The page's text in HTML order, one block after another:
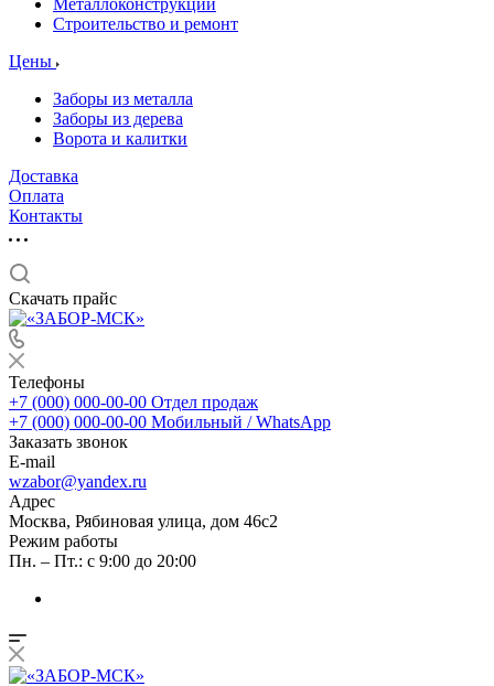
Металлоконструкции
Строительство и ремонт
Цены
Заборы из металла
Заборы из дерева
Ворота и калитки
Доставка
Оплата
Контакты
Скачать прайс
Телефоны
+7 (000) 000-00-00 Отдел продаж
+7 (000) 000-00-00 Мобильный / WhatsApp
Заказать звонок
E-mail
wzabor@yandex.ru
Адрес
Москва, Рябиновая улица, дом 46с2
Режим работы
Пн. – Пт.: с 9:00 до 20:00